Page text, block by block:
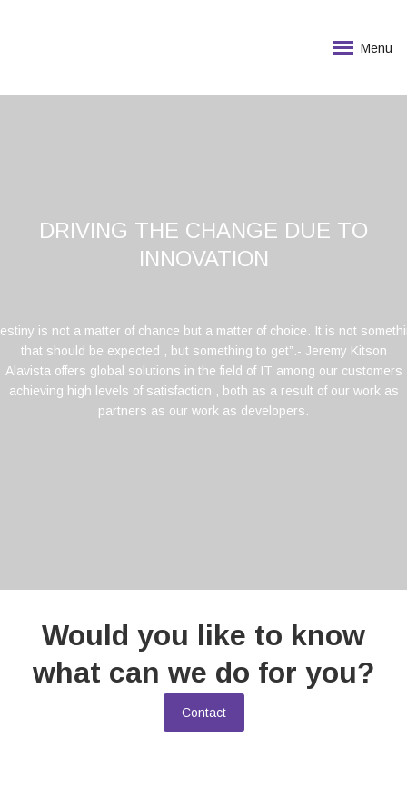
Menu
DRIVING THE CHANGE DUE TO
INNOVATION
is not a matter of chance but a matter of choice. It is not
that should be expected , but something to get”.- Jeremy Kitson
Alavista offers global solutions in the field of IT among our customers
achieving high levels of satisfaction , both as a result of our work as
partners as our work as developers.
Would you like to know
what can we do for you?
Contact